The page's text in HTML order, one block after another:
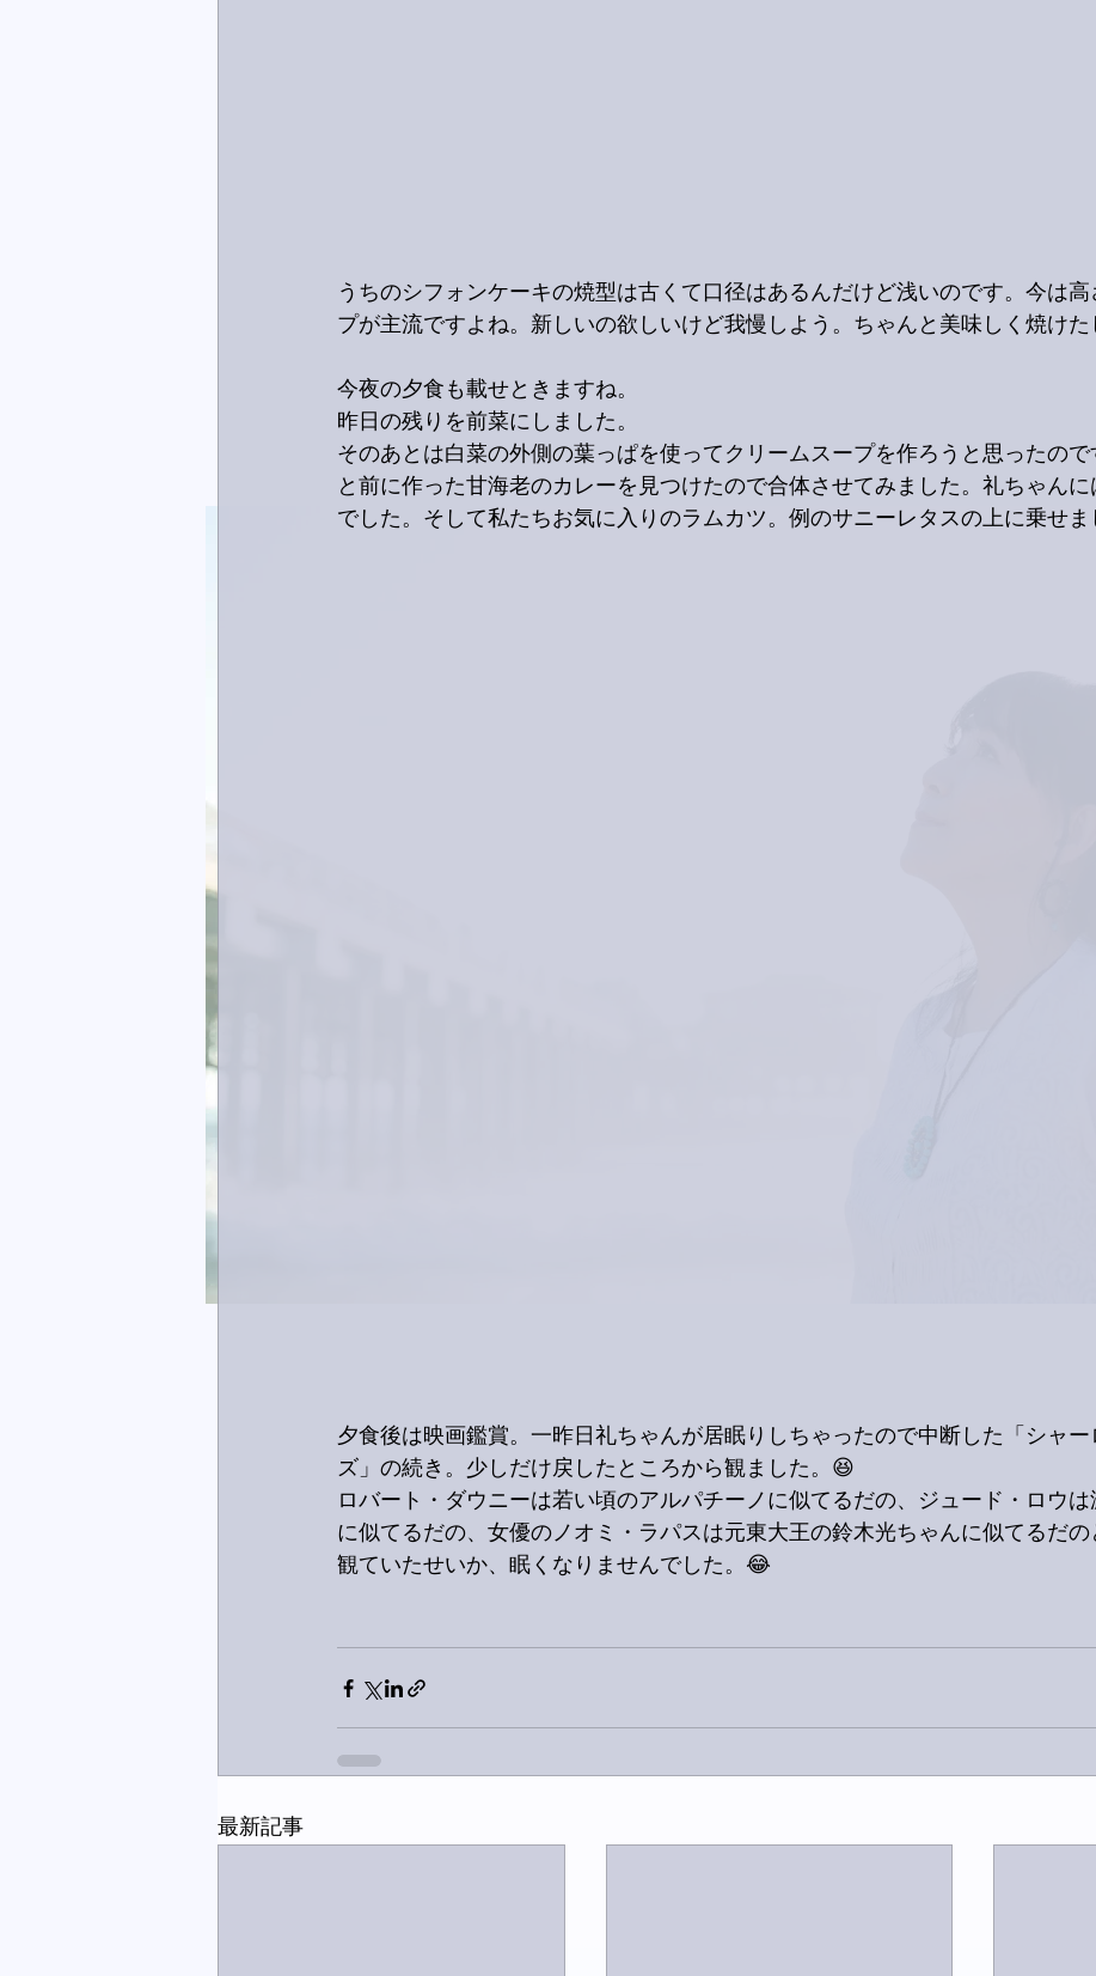
うちのシフォンケーキの焼型は古くて口径はあるんだけど浅いのです。今は高
プが主流ですよね。新しいの欲しいけど我慢しよう。ちゃんと美味しく焼けた
今夜の夕食も載せときますね。
昨日の残りを前菜にしました。
そのあとは白菜の外側の葉っぱを使ってクリームスープを作ろうと思ったので
と前に作った甘海老のカレーを見つけたので合体させてみました。礼ちゃん
でした。そして私たちお気に入りのラムカツ。例のサニーレタスの上に乗せ
夕食後は映画鑑賞。一昨日礼ちゃんが居眠りしちゃったので中断した「シャ
ズ」の続き。少しだけ戻したところから観ました。😆
ロバート・ダウニーは若い頃のアルパチーノに似てるだの、ジュード・ロウ
に似てるだの、女優のノオミ・ラパスは元東大王の鈴木光ちゃんに似てるだの
観ていたせいか、眠くなりませんでした。😂
最新記事